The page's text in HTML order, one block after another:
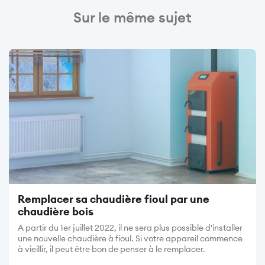
Sur le même sujet
Image
Remplacer sa chaudière fioul par une
chaudière bois
A partir du 1er juillet 2022, il ne sera plus possible d'installer
une nouvelle chaudière à fioul. Si votre appareil commence
à vieillir, il peut être bon de penser à le remplacer.